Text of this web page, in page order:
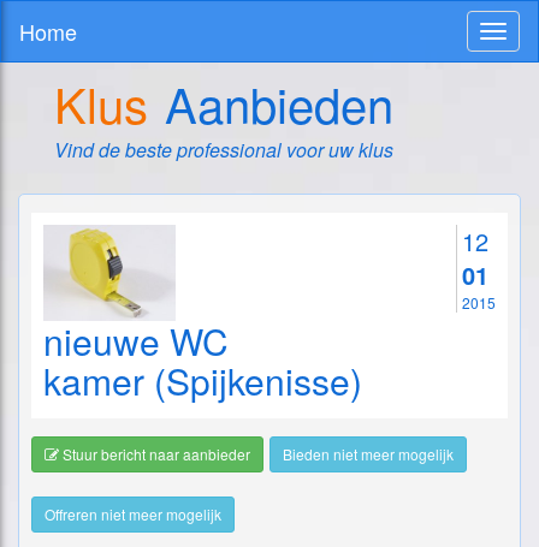
Home
Klus Aanbieden
Vind de beste professional voor uw klus
12
01
2015
nieuwe WC
kamer (Spijkenisse)
Stuur bericht naar aanbieder Bieden niet meer mogelijk
Offreren niet meer mogelijk